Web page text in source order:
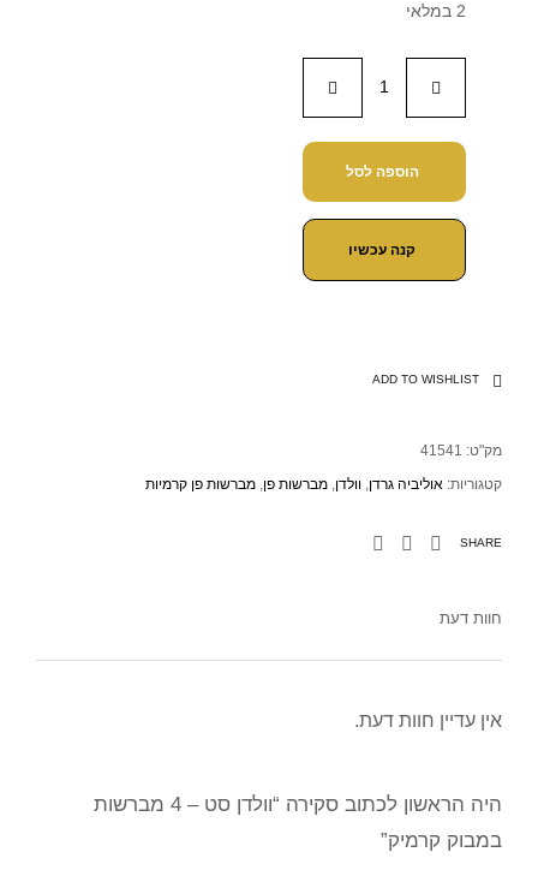
2 במלאי
הוספה לסל
קנה עכשיו
ADD TO WISHLIST
מק"ט: 41541
קטגוריות: אוליביה גרדן, וולדן, מברשות פן, מברשות פן קרמיות
SHARE
חוות דעת
אין עדיין חוות דעת.
היה הראשון לכתוב סקירה “וולדן סט – 4 מברשות
במבוק קרמיק”